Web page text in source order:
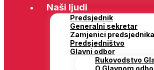
Naši ljudi
Predsjednik
Generalni sekretar
Zamjenici predsjednika
Predsjedništvo
Glavni odbor
Rukovodstvo
O Glavnom